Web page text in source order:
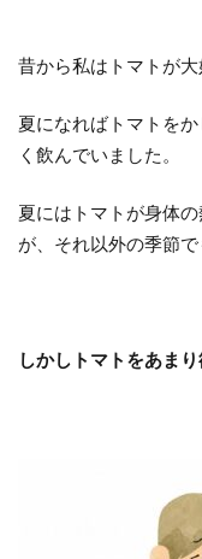
昔から私はトマトが大
夏になればトマトを
く飲んでいました。
夏にはトマトが身体
が、それ以外の季節
しかしトマトをあま